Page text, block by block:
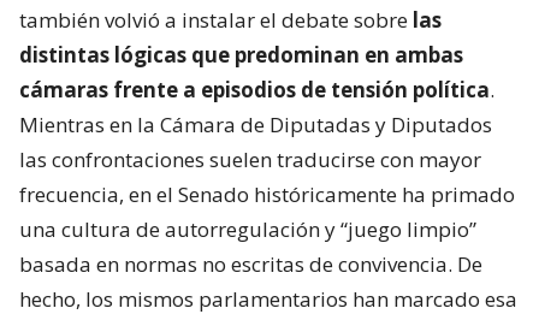
también volvió a instalar el debate sobre las
distintas lógicas que predominan en ambas
cámaras frente a episodios de tensión política.
Mientras en la Cámara de Diputadas y Diputados
las confrontaciones suelen traducirse con mayor
frecuencia, en el Senado históricamente ha primado
una cultura de autorregulación y “juego limpio”
basada en normas no escritas de convivencia. De
hecho, los mismos parlamentarios han marcado esa